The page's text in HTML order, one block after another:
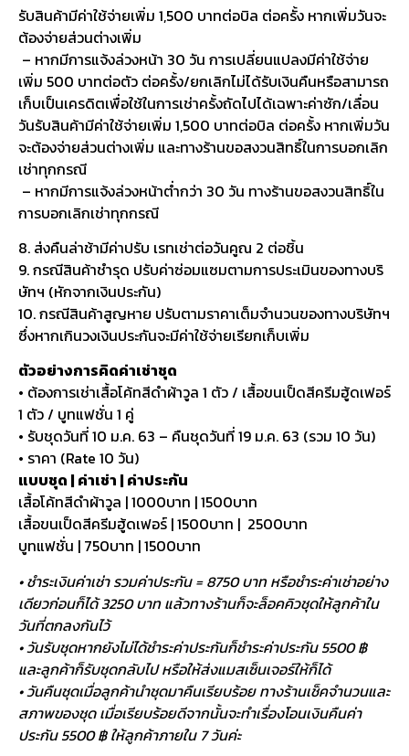
รับสินค้ามีค่าใช้จ่ายเพิ่ม 1,500 บาทต่อบิล ต่อครั้ง หากเพิ่มวันจะ
ต้องจ่ายส่วนต่างเพิ่ม
– หากมีการแจ้งล่วงหน้า 30 วัน การเปลี่ยนแปลงมีค่าใช้จ่าย
เพิ่ม 500 บาทต่อตัว ต่อครั้ง/ยกเลิกไม่ได้รับเงินคืนหรือสามารถ
เก็บเป็นเครดิตเพื่อใช้ในการเช่าครั้งถัดไปได้เฉพาะค่าซัก/เลื่อน
วันรับสินค้ามีค่าใช้จ่ายเพิ่ม 1,500 บาทต่อบิล ต่อครั้ง หากเพิ่มวัน
จะต้องจ่ายส่วนต่างเพิ่ม และทางร้านขอสงวนสิทธิ์ในการบอกเลิก
เช่าทุกกรณี
– หากมีการแจ้งล่วงหน้าต่ำกว่า 30 วัน ทางร้านขอสงวนสิทธิ์ใน
การบอกเลิกเช่าทุกกรณี
8. ส่งคืนล่าช้ามีค่าปรับ เรทเช่าต่อวันคูณ 2 ต่อชิ้น
9. กรณีสินค้าชำรุด ปรับค่าซ่อมแซมตามการประเมินของทางบริ
ษัทฯ (หักจากเงินประกัน)
10. กรณีสินค้าสูญหาย ปรับตามราคาเต็มจำนวนของทางบริษัทฯ
ซึ่งหากเกินวงเงินประกันจะมีค่าใช้จ่ายเรียกเก็บเพิ่ม
ตัวอย่างการคิดค่าเช่าชุด
• ต้องการเช่าเสื้อโค้ทสีดำผ้าวูล 1 ตัว / เสื้อขนเป็ดสีครีมฮู้ดเฟอร์
1 ตัว / บูทแฟชั่น 1 คู่
• รับชุดวันที่ 10 ม.ค. 63 – คืนชุดวันที่ 19 ม.ค. 63 (รวม 10 วัน)
• ราคา (Rate 10 วัน)
แบบชุด | ค่าเช่า | ค่าประกัน
เสื้อโค้ทสีดำผ้าวูล | 1000บาท | 1500บาท
เสื้อขนเป็ดสีครีมฮู้ดเฟอร์ | 1500บาท | 2500บาท
บูทแฟชั่น | 750บาท | 1500บาท
• ชำระเงินค่าเช่า รวมค่าประกัน = 8750 บาท หรือชำระค่าเช่าอย่าง
เดียวก่อนก็ได้ 3250 บาท แล้วทางร้านก็จะล็อคคิวชุดให้ลูกค้าใน
วันที่ตกลงกันไว้
• วันรับชุดหากยังไม่ได้ชำระค่าประกันก็ชำระค่าประกัน 5500 ฿
และลูกค้าก็รับชุดกลับไป หรือให้ส่งแมสเซ็นเจอร์ให้ก็ได้
• วันคืนชุดเมื่อลูกค้านำชุดมาคืนเรียบร้อย ทางร้านเช็คจำนวนและ
สภาพของชุด เมื่อเรียบร้อยดีจากนั้นจะทำเรื่องโอนเงินคืนค่า
ประกัน 5500 ฿ ให้ลูกค้าภายใน 7 วันค่ะ